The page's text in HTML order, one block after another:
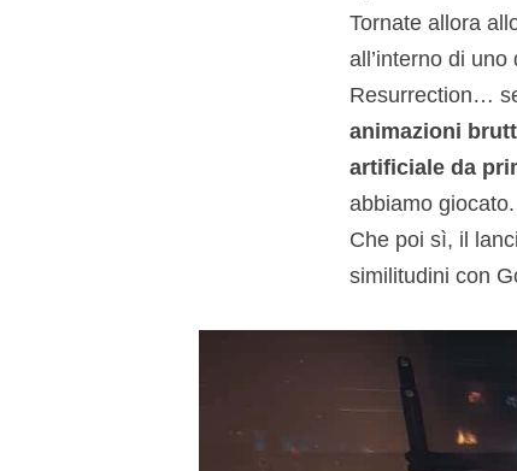
Tornate allora
all’interno di
Resurrection…
animazioni
artificiale da
abbiamo giocato.
Che poi sì, il
similitudini con